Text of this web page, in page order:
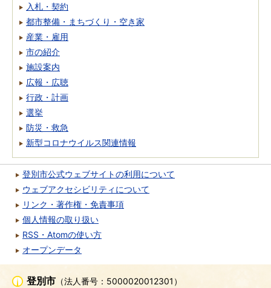
入札・契約
都市整備・まちづくり・空き家
産業・雇用
市の紹介
施設案内
広報・広聴
行政・計画
選挙
防災・救急
新型コロナウイルス関連情報
登別市公式ウェブサイトの利用について
ウェブアクセシビリティについて
リンク・著作権・免責事項
個人情報の取り扱い
RSS・Atomの使い方
オープンデータ
登別市 （法人番号：5000020012301）